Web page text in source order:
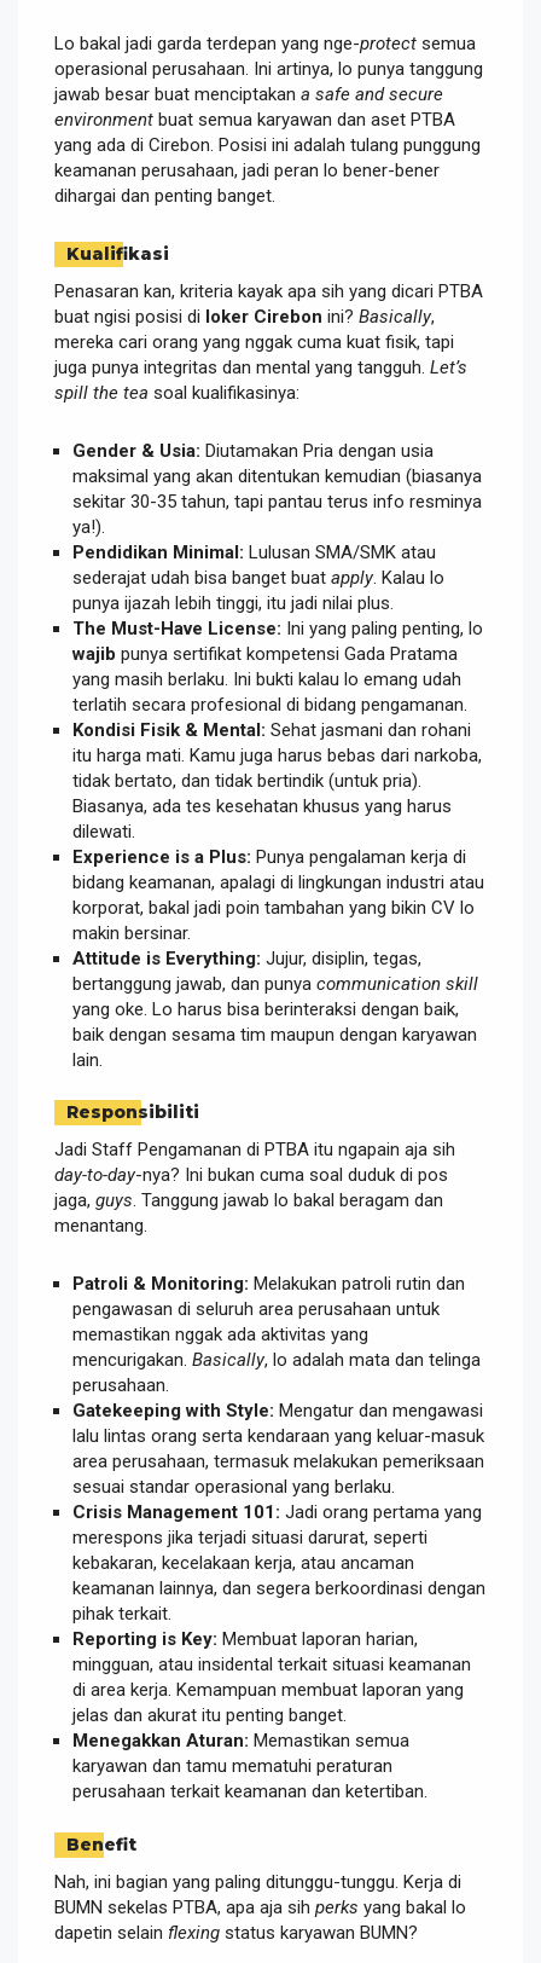
Lo bakal jadi garda terdepan yang nge-protect semua
operasional perusahaan. Ini artinya, lo punya tanggung
jawab besar buat menciptakan a safe and secure
environment buat semua karyawan dan aset PTBA
yang ada di Cirebon. Posisi ini adalah tulang punggung
keamanan perusahaan, jadi peran lo bener-bener
dihargai dan penting banget.
Kualifikasi
Penasaran kan, kriteria kayak apa sih yang dicari PTBA
buat ngisi posisi di loker Cirebon ini? Basically,
mereka cari orang yang nggak cuma kuat fisik, tapi
juga punya integritas dan mental yang tangguh. Let’s
spill the tea soal kualifikasinya:
Gender & Usia: Diutamakan Pria dengan usia
maksimal yang akan ditentukan kemudian (biasanya
sekitar 30-35 tahun, tapi pantau terus info resminya
ya!).
Pendidikan Minimal: Lulusan SMA/SMK atau
sederajat udah bisa banget buat apply. Kalau lo
punya ijazah lebih tinggi, itu jadi nilai plus.
The Must-Have License: Ini yang paling penting, lo
wajib punya sertifikat kompetensi Gada Pratama
yang masih berlaku. Ini bukti kalau lo emang udah
terlatih secara profesional di bidang pengamanan.
Kondisi Fisik & Mental: Sehat jasmani dan rohani
itu harga mati. Kamu juga harus bebas dari narkoba,
tidak bertato, dan tidak bertindik (untuk pria).
Biasanya, ada tes kesehatan khusus yang harus
dilewati.
Experience is a Plus: Punya pengalaman kerja di
bidang keamanan, apalagi di lingkungan industri atau
korporat, bakal jadi poin tambahan yang bikin CV lo
makin bersinar.
Attitude is Everything: Jujur, disiplin, tegas,
bertanggung jawab, dan punya communication skill
yang oke. Lo harus bisa berinteraksi dengan baik,
baik dengan sesama tim maupun dengan karyawan
lain.
Responsibiliti
Jadi Staff Pengamanan di PTBA itu ngapain aja sih
day-to-day-nya? Ini bukan cuma soal duduk di pos
jaga, guys. Tanggung jawab lo bakal beragam dan
menantang.
Patroli & Monitoring: Melakukan patroli rutin dan
pengawasan di seluruh area perusahaan untuk
memastikan nggak ada aktivitas yang
mencurigakan. Basically, lo adalah mata dan telinga
perusahaan.
Gatekeeping with Style: Mengatur dan mengawasi
lalu lintas orang serta kendaraan yang keluar-masuk
area perusahaan, termasuk melakukan pemeriksaan
sesuai standar operasional yang berlaku.
Crisis Management 101: Jadi orang pertama yang
merespons jika terjadi situasi darurat, seperti
kebakaran, kecelakaan kerja, atau ancaman
keamanan lainnya, dan segera berkoordinasi dengan
pihak terkait.
Reporting is Key: Membuat laporan harian,
mingguan, atau insidental terkait situasi keamanan
di area kerja. Kemampuan membuat laporan yang
jelas dan akurat itu penting banget.
Menegakkan Aturan: Memastikan semua
karyawan dan tamu mematuhi peraturan
perusahaan terkait keamanan dan ketertiban.
Benefit
Nah, ini bagian yang paling ditunggu-tunggu. Kerja di
BUMN sekelas PTBA, apa aja sih perks yang bakal lo
dapetin selain flexing status karyawan BUMN?